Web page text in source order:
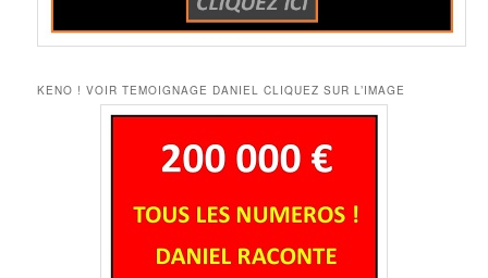
KENO ! VOIR TEMOIGNAGE DANIEL CLIQUEZ SUR L’IMAGE